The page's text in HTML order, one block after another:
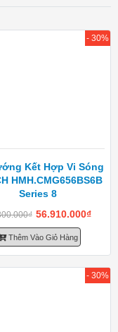
Kết Hợp Vi Sóng
HMH.CMG656BS6B
Series 8
₫ 56.910.000₫
Thêm Vào Giỏ Hàng
- 30%
- 30%